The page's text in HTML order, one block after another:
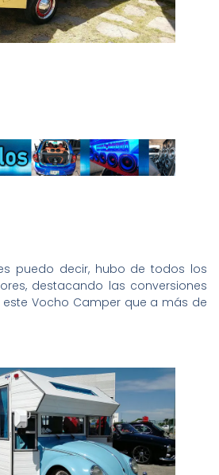
puedo decir, hubo de todos los
destacando las conversiones
Vocho Camper que a más de